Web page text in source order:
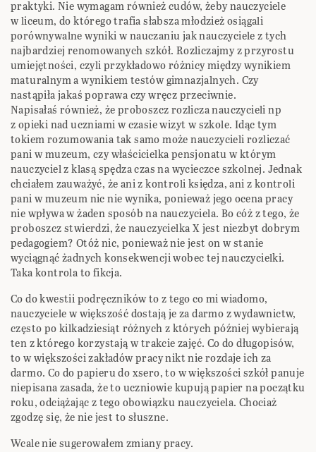
praktyki. Nie wymagam również cudów, żeby nauczyciele
w liceum, do którego trafia słabsza młodzież osiągali
porównywalne wyniki w nauczaniu jak nauczyciele z tych
najbardziej renomowanych szkół. Rozliczajmy z przyrostu
umiejętności, czyli przykładowo różnicy między wynikiem
maturalnym a wynikiem testów gimnazjalnych. Czy
nastąpiła jakaś poprawa czy wręcz przeciwnie.
Napisałaś również, że proboszcz rozlicza nauczycieli np
z opieki nad uczniami w czasie wizyt w szkole. Idąc tym
tokiem rozumowania tak samo może nauczycieli rozliczać
pani w muzeum, czy właścicielka pensjonatu w którym
nauczyciel z klasą spędza czas na wycieczce szkolnej. Jednak
chciałem zauważyć, że ani z kontroli księdza, ani z kontroli
pani w muzeum nic nie wynika, ponieważ jego ocena pracy
nie wpływa w żaden sposób na nauczyciela. Bo cóż z tego, że
proboszcz stwierdzi, że nauczycielka X jest niezbyt dobrym
pedagogiem? Otóż nic, ponieważ nie jest on w stanie
wyciągnąć żadnych konsekwencji wobec tej nauczycielki.
Taka kontrola to fikcja.
Co do kwestii podręczników to z tego co mi wiadomo,
nauczyciele w większość dostają je za darmo z wydawnictw,
często po kilkadziesiąt różnych z których później wybierają
ten z którego korzystają w trakcie zajęć. Co do długopisów,
to w większości zakładów pracy nikt nie rozdaje ich za
darmo. Co do papieru do xsero, to w większości szkół panuje
niepisana zasada, że to uczniowie kupują papier na początku
roku, odciążając z tego obowiązku nauczyciela. Chociaż
zgodzę się, że nie jest to słuszne.
Wcale nie sugerowałem zmiany pracy.